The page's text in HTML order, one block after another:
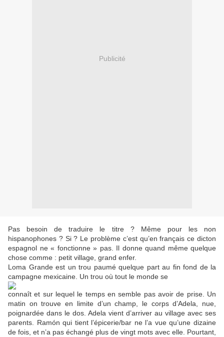
Publicité
Pas besoin de traduire le titre ? Même pour les non
hispanophones ? Si ? Le problème c’est qu’en français ce dicton
espagnol ne « fonctionne » pas. Il donne quand même quelque
chose comme : petit village, grand enfer.
Loma Grande est un trou paumé quelque part au fin fond de la
campagne mexicaine. Un trou où tout le monde se
connaît et sur lequel le temps en semble pas avoir de prise. Un
matin on trouve en limite d’un champ, le corps d’Adela, nue,
poignardée dans le dos. Adela vient d’arriver au village avec ses
parents. Ramón qui tient l’épicerie/bar ne l’a vue qu’une dizaine
de fois, et n’a pas échangé plus de vingt mots avec elle. Pourtant,